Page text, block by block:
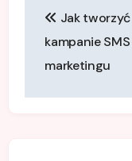
wpisu
Jak tworzyć
kampanie SMS
marketingu